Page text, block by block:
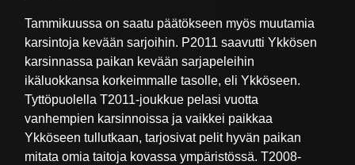
Tammikuussa on saatu päätökseen myös muutamia
karsintoja kevään sarjoihin. P2011 saavutti Ykkösen
karsinnassa paikan kevään sarjapeleihin
ikäluokkansa korkeimmalle tasolle, eli Ykköseen.
Tyttöpuolella T2011-joukkue pelasi vuotta
vanhempien karsinnoissa ja vaikkei paikkaa
Ykköseen tullutkaan, tarjosivat pelit hyvän paikan
mitata omia taitoja kovassa ympäristössä. T2008-